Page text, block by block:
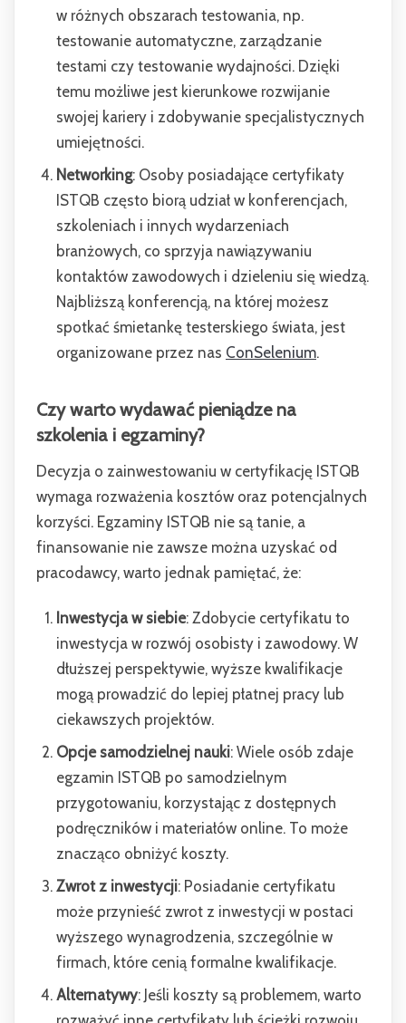
w różnych obszarach testowania, np.
testowanie automatyczne, zarządzanie
testami czy testowanie wydajności. Dzięki
temu możliwe jest kierunkowe rozwijanie
swojej kariery i zdobywanie specjalistycznych
umiejętności.
Networking: Osoby posiadające certyfikaty
ISTQB często biorą udział w konferencjach,
szkoleniach i innych wydarzeniach
branżowych, co sprzyja nawiązywaniu
kontaktów zawodowych i dzieleniu się wiedzą.
Najbliższą konferencją, na której możesz
spotkać śmietankę testerskiego świata, jest
organizowane przez nas ConSelenium.
Czy warto wydawać pieniądze na
szkolenia i egzaminy?
Decyzja o zainwestowaniu w certyfikację ISTQB
wymaga rozważenia kosztów oraz potencjalnych
korzyści. Egzaminy ISTQB nie są tanie, a
finansowanie nie zawsze można uzyskać od
pracodawcy, warto jednak pamiętać, że:
Inwestycja w siebie: Zdobycie certyfikatu to
inwestycja w rozwój osobisty i zawodowy. W
dłuższej perspektywie, wyższe kwalifikacje
mogą prowadzić do lepiej płatnej pracy lub
ciekawszych projektów.
Opcje samodzielnej nauki: Wiele osób zdaje
egzamin ISTQB po samodzielnym
przygotowaniu, korzystając z dostępnych
podręczników i materiałów online. To może
znacząco obniżyć koszty.
Zwrot z inwestycji: Posiadanie certyfikatu
może przynieść zwrot z inwestycji w postaci
wyższego wynagrodzenia, szczególnie w
firmach, które cenią formalne kwalifikacje.
Alternatywy: Jeśli koszty są problemem, warto